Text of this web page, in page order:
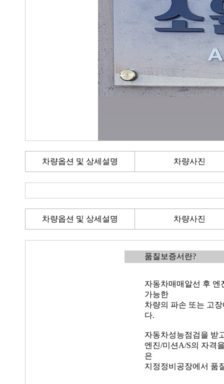
차량옵션 및 상세설명 차량사진
차량옵션 및 상세설명 차량사진
품질보증서란?
자동차매매알선 후 엔
가능한
차량의 파손 또는 고
다.
자동차성능점검을 받
엔진/미션A/S의 자격
은
지정정비공장에서 품